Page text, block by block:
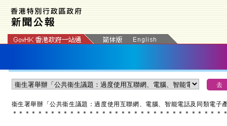
衞生署舉辦「公共衞生議題：過度使用互聯網、電腦、智能電話及同類電子
＊ ＊ ＊ ＊ ＊ ＊ ＊ ＊ ＊ ＊ ＊ ＊ ＊ ＊ ＊ ＊ ＊ ＊ ＊ ＊ ＊ ＊ ＊ ＊ ＊ ＊ ＊ ＊ ＊ ＊ ＊ ＊ ＊